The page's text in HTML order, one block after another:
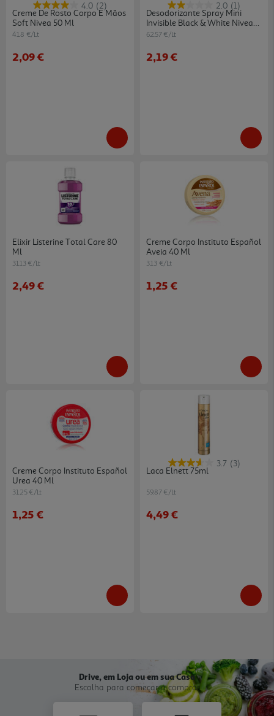
4.0 (2)
Creme De Rosto Corpo E Mãos
Soft Nivea 50 Ml
41.8 €/Lt
2,09 €
2.0 (1)
Desodorizante Spray Mini
Invisible Black & White Nivea
Men 35 Ml
62.57 €/Lt
2,19 €
Elixir Listerine Total Care 80
Ml
31.13 €/Lt
2,49 €
Creme Corpo Instituto Español
Aveia 40 Ml
3.13 €/Lt
1,25 €
Creme Corpo Instituto Español
Urea 40 Ml
31.25 €/Lt
1,25 €
3.7 (3)
Laca Elnett 75ml
59.87 €/Lt
4,49 €
Drive, em Loja ou em sua Casa
Escolha para começar a comprar